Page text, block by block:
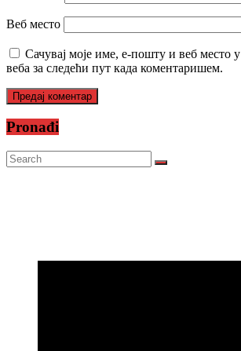
Веб место
Сачувај моје име, е-пошту и веб место
веба за следећи пут када коментаришем.
Pronađi